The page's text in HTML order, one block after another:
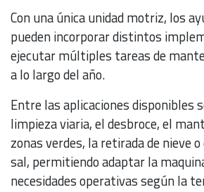
Con una única unidad motriz, los
pueden incorporar distintos
ejecutar múltiples tareas de
a lo largo del año.
Entre las aplicaciones disponibles
limpieza viaria, el desbroce, el
zonas verdes, la retirada de nieve
sal, permitiendo adaptar la
necesidades operativas según la